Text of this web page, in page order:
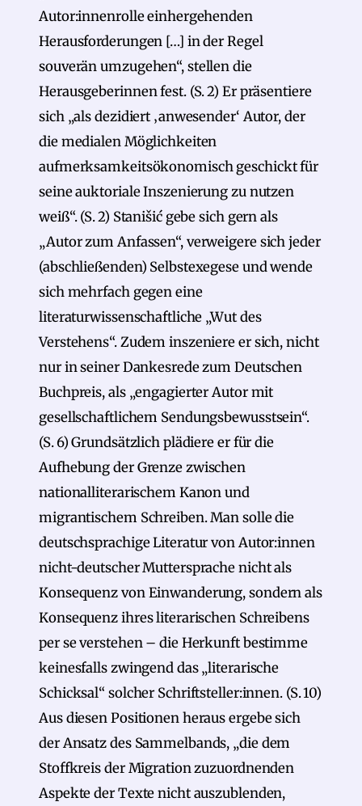
Autor:innenrolle einhergehenden
Herausforderungen […] in der Regel
souverän umzugehen“, stellen die
Herausgeberinnen fest. (S. 2) Er präsentiere
sich „als dezidiert ‚anwesender‘ Autor, der
die medialen Möglichkeiten
aufmerksamkeitsökonomisch geschickt für
seine auktoriale Inszenierung zu nutzen
weiß“. (S. 2) Stanišić gebe sich gern als
„Autor zum Anfassen“, verweigere sich jeder
(abschließenden) Selbstexegese und wende
sich mehrfach gegen eine
literaturwissenschaftliche „Wut des
Verstehens“. Zudem inszeniere er sich, nicht
nur in seiner Dankesrede zum Deutschen
Buchpreis, als „engagierter Autor mit
gesellschaftlichem Sendungsbewusstsein“.
(S. 6) Grundsätzlich plädiere er für die
Aufhebung der Grenze zwischen
nationalliterarischem Kanon und
migrantischem Schreiben. Man solle die
deutschsprachige Literatur von Autor:innen
nicht-deutscher Muttersprache nicht als
Konsequenz von Einwanderung, sondern als
Konsequenz ihres literarischen Schreibens
per se verstehen – die Herkunft bestimme
keinesfalls zwingend das „literarische
Schicksal“ solcher Schriftsteller:innen. (S. 10)
Aus diesen Positionen heraus ergebe sich
der Ansatz des Sammelbands, „die dem
Stoffkreis der Migration zuzuordnenden
Aspekte der Texte nicht auszublenden,